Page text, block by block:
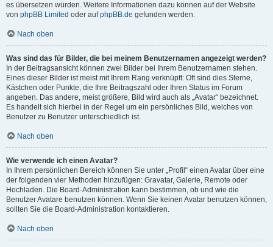
es übersetzen würden. Weitere Informationen dazu können auf der Website
von phpBB Limited oder aufphpBB.de gefunden werden.
Nach oben
Was sind das für Bilder, die bei meinem Benutzernamen angezeigt werden?
In der Beitragsansicht können zwei Bilder bei Ihrem Benutzernamen stehen.
Eines dieser Bilder ist meist mit Ihrem Rang verknüpft: Oft sind dies Sterne,
Kästchen oder Punkte, die Ihre Beitragszahl oder Ihren Status im Forum
angeben. Das andere, meist größere, Bild wird auch als „Avatar“ bezeichnet.
Es handelt sich hierbei in der Regel um ein persönliches Bild, welches von
Benutzer zu Benutzer unterschiedlich ist.
Nach oben
Wie verwende ich einen Avatar?
In Ihrem persönlichen Bereich können Sie unter „Profil“ einen Avatar über eine
der folgenden vier Methoden hinzufügen: Gravatar, Galerie, Remote oder
Hochladen. Die Board-Administration kann bestimmen, ob und wie die
Benutzer Avatare benutzen können. Wenn Sie keinen Avatar benutzen können,
sollten Sie die Board-Administration kontaktieren.
Nach oben